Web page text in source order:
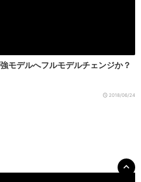
デルへフルモデルチェンジか？
2018/06/24